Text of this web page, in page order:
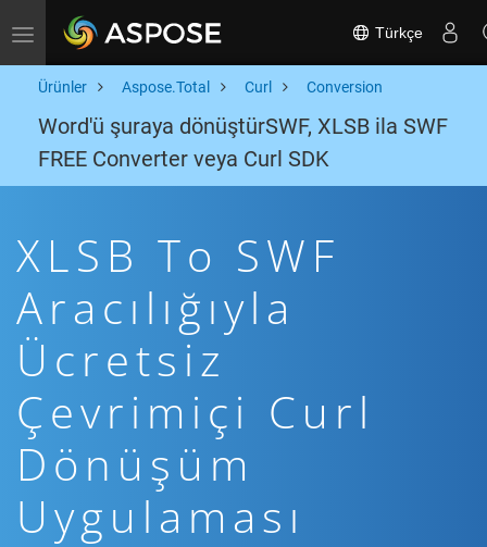
Toggle navigation Türkçe
Ürünler Aspose.Total Curl Conversion
Word'ü şuraya dönüştürSWF, XLSB ila SWF
FREE Converter veya Curl SDK
XLSB To SWF
Aracılığıyla
Ücretsiz
Çevrimiçi Curl
Dönüşüm
Uygulaması